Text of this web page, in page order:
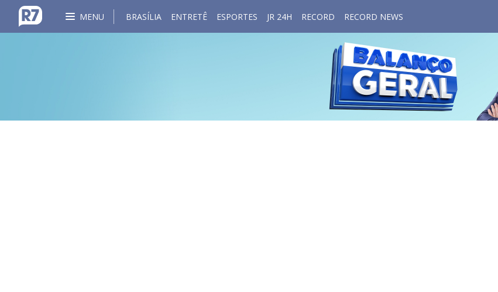
MENU BRASÍLIA ENTRETÊ ESPORTES JR 24H RECORD RECORD NEWS